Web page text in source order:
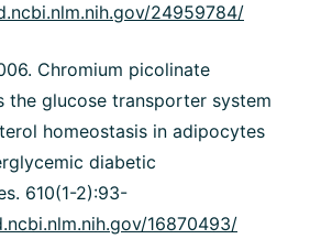
24959784/
Chromium picolinate
the glucose transporter system
homeostasis in adipocytes
diabetic
610(1-2):93-
16870493/